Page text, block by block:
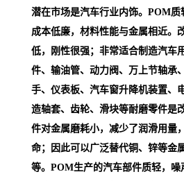
潜在市场是汽车行业内饰。POM
成本低廉，材料性能与金属相近。
低，刚性很强；非常适合制造汽车
件、输油管、动力阀、万上节轴承
手、仪表板、汽车窗升降机装置、
造轴套、齿轮、滑块等耐磨零件是
件对金属磨耗小，减少了润滑用量
命；因此可以广泛替代铜、锌等金
等。POM生产的汽车部件质轻，噪